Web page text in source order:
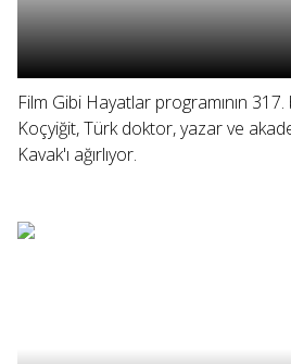
Film Gibi Hayatlar programının
Koçyiğit, Türk doktor, yazar ve
Kavak'ı ağırlıyor.